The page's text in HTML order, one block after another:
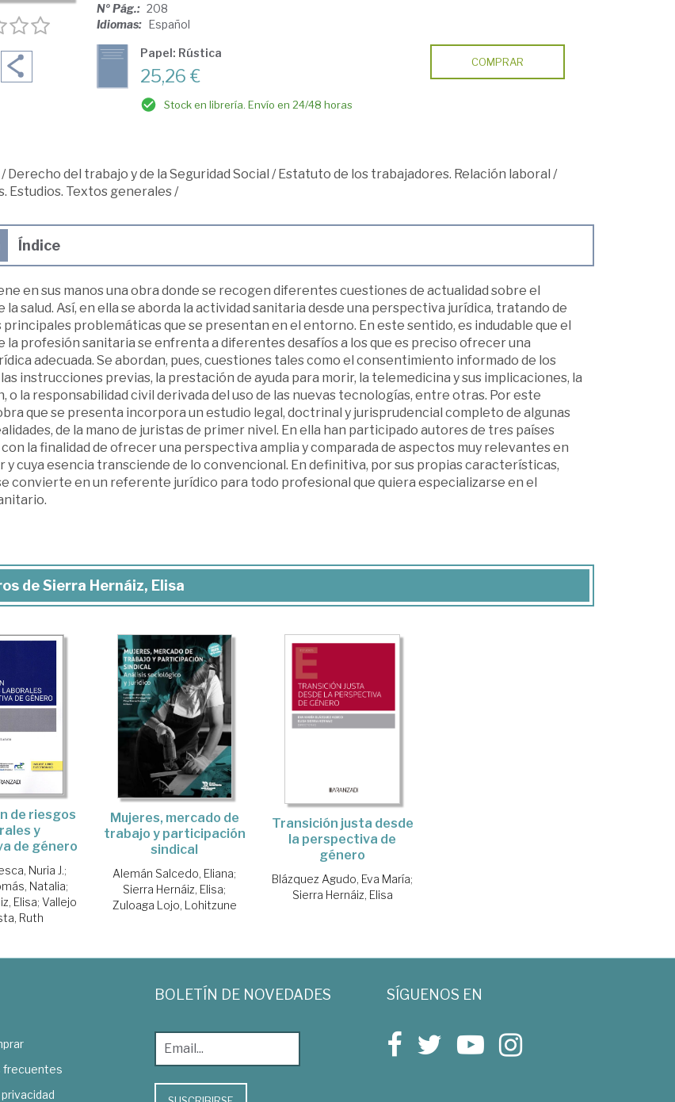
Nº Pág.: 208
Idiomas: Español
Papel: Rústica
25,26 €
Stock en librería. Envío en 24/48 horas
COMPRAR
/Derecho del trabajo y de la Seguridad Social /Estatuto de los trabajadores. Relación laboral /
Estudios. Textos generales/
Índice
en sus manos una obra donde se recogen diferentes cuestiones de actualidad sobre el
la salud. Así, en ella se aborda la actividad sanitaria desde una perspectiva jurídica, tratando de
principales problemáticas que se presentan en el entorno. En este sentido, es indudable que el
la profesión sanitaria se enfrenta a diferentes desafíos a los que es preciso ofrecer una
adecuada. Se abordan, pues, cuestiones tales como el consentimiento informado de los
instrucciones previas, la prestación de ayuda para morir, la telemedicina y sus implicaciones, la
o la responsabilidad civil derivada del uso de las nuevas tecnologías, entre otras. Por este
que se presenta incorpora un estudio legal, doctrinal y jurisprudencial completo de algunas
de la mano de juristas de primer nivel. En ella han participado autores de tres países
la finalidad de ofrecer una perspectiva amplia y comparada de aspectos muy relevantes en
y cuya esencia transciende de lo convencional. En definitiva, por sus propias características,
convierte en un referente jurídico para todo profesional que quiera especializarse en el
de Sierra Hernáiz, Elisa
de riesgos
y
de género
Nuria J.;
Natalia;
Elisa; Vallejo
Ruth
Mujeres, mercado de
trabajo y participación
sindical
Alemán Salcedo, Eliana;
Sierra Hernáiz, Elisa;
Zuloaga Lojo, Lohitzune
Transición justa desde
la perspectiva de
género
Blázquez Agudo, Eva María;
Sierra Hernáiz, Elisa
frecuentes
BOLETÍN DE NOVEDADES SÍGUENOS EN